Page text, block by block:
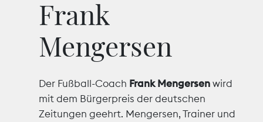
Marktdaten
Medienpolitik
Nachhaltigkeit
Nachwuchs
Frank
Mengersen
Der Fußball-Coach Frank Mengersenwird
mit dem Bürgerpreis der deutschen
Zeitungen geehrt. Mengersen, Trainer und